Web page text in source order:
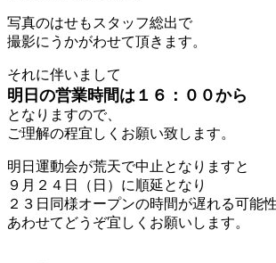
写真のはせもスタッフ総出で
撮影にうかがわせて頂きます。
それに伴いまして
明日の営業時間は１６：００から
となりますので、
ご理解の程宜しくお願い致します。
明日運動会が荒天で中止となりますと
９月２４日（日）に順延となり
２３日同様オープンの時間が遅れる可能
あわせてどうぞ宜しくお願いします。